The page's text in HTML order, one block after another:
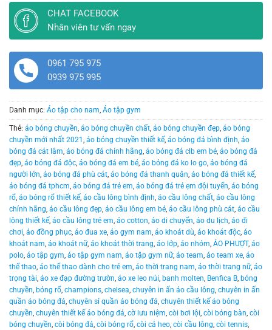
CHAT FACEBOOK
Nhân viên tư vấn ngay
0961 795 975
0939 975 995
Danh mục: Áo tập cho nam, Áo tập gym
Thẻ: áo bóng chuyền, áo bóng chuyền chất, áo bóng chuyền đẹp, áo bóng
chuyền mới nhất 2021 , áo bóng chuyền thiết kế, áo bóng đá bình định, áo
bóng đá cát lâm, áo bóng đá chính hãng, áo bóng đá clb em bé, áo bóng đá
đẹp, áo bóng đá độc, áo bóng đá em bé, áo bóng đá ko lo go, áo bóng đá
người lớn, áo bóng đá phù cát, áo bóng đá thanh quân, áo bóng đá thiết kế,
áo bóng đá tphcm, áo bóng đá trẻ em, áo bóng đá trẻ ẹm đội tuyển, áo bóng
rổ, áo bóng rổ thiết kế, áo cầu lông bình định, áo cầu lông chất, áo cầu lông
chính hãng, áo cầu lông đẹp, áo cầu lông em bé, áo cầu lông phù cát, áo cầu
lông thiết kế, áo cầu lông trẻ em, áo cotton, áo di chuyển, áo du lịch, áo đi
chơi, áo đồng phục, áo đua xe, áo gym nam, áo khoát dù, áo khoát độc, áo
khoát nam, áo khoát nữ, áo khoát thời trang, áo lớp, áo nhóm, ÁO PHƯỢT, áo
polo, áo tập gym, áo tập gym nam, áo tập gym nữ, áo team, áo team xe, áo
thể thao, áo thể thao dành cho trẻ em, áo thời trang nam, áo thời trang nữ, áo
trọng tài, áo xe đạp đường trườn, áo xe leo núi, banh molten, Benfica B, bóng
chuyền, bóng rổ, champions, chelsea, chuyên in ấn áo cầu lông, chuyên in ấn
quần áo bóng đá, chuyên sỉ quần áo bóng đá, chuyên thiết kế áo bóng
chuyền, chuyên thiết kế áo bóng đá, cờ lưu niệm, còi bơi lội, còi bóng bàn, còi
bóng chuyền, còi bóng đá, còi bóng rổ, còi cá heo, còi cầu lông, còi tennis,